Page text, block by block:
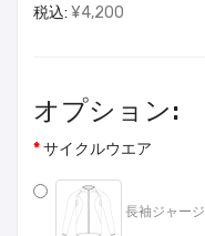
税込: ¥4,200
オプション:
サイクルウエア
長袖ジャージ